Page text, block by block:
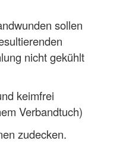
sollen
nicht gekühlt
keimfrei
Verbandtuch)
zudecken.